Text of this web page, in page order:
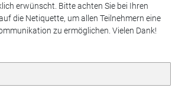
erwünscht. Bitte achten Sie bei Ihren
die Netiquette, um allen Teilnehmern eine
zu ermöglichen. Vielen Dank!